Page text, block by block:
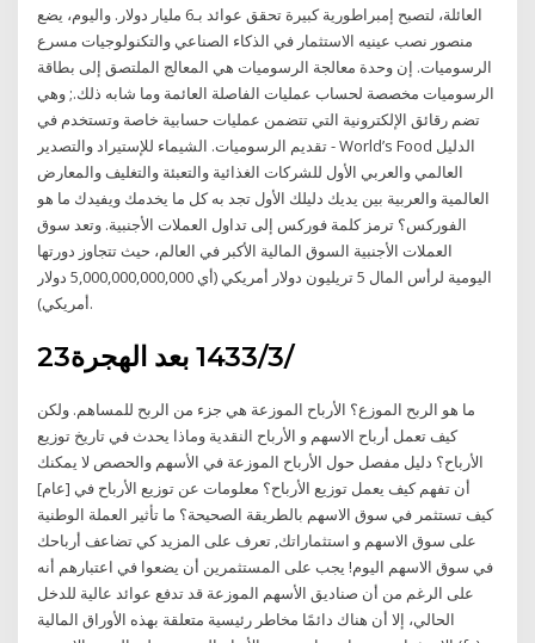
العائلة، لتصبح إمبراطورية كبيرة تحقق عوائد بـ6 مليار دولار. واليوم، يضع
منصور نصب عينيه الاستثمار في الذكاء الصناعي والتكنولوجيات مسرع
الرسوميات. إن وحدة معالجة الرسوميات هي المعالج الملتصق إلى بطاقة
الرسوميات مخصصة لحساب عمليات الفاصلة العائمة وما شابه ذلك.; وهي
تضم رقائق الإلكترونية التي تتضمن عمليات حسابية خاصة وتستخدم في
تقديم الرسوميات. الشيماء للإستيراد والتصدير - World’s Food الدليل
العالمي والعربي الأول للشركات الغذائية والتعبئة والتغليف والمعارض
العالمية والعربية بين يديك دليلك الأول تجد به كل ما يخدمك ويفيدك ما هو
الفوركس؟ ترمز كلمة فوركس إلى تداول العملات الأجنبية. وتعد سوق
العملات الأجنبية السوق المالية الأكبر في العالم، حيث تتجاوز دورتها
اليومية لرأس المال 5 تريليون دولار أمريكي (أي 5,000,000,000,000 دولار
أمريكي).
23‏‏/3‏‏/1433 بعد الهجرة
ما هو الربح الموزع؟ الأرباح الموزعة هي جزء من الربح للمساهم. ولكن
كيف تعمل أرباح الاسهم و الأرباح النقدية وماذا يحدث في تاريخ توزيع
الأرباح؟ دليل مفصل حول الأرباح الموزعة في الأسهم والحصص لا يمكنك
أن تفهم كيف يعمل توزيع الأرباح؟ معلومات عن توزيع الأرباح في [عام]
كيف تستثمر في سوق الاسهم بالطريقة الصحيحة؟ ما تأثير العملة الوطنية
على سوق الاسهم و استثماراتك, تعرف على المزيد كي تضاعف أرباحك
في سوق الاسهم اليوم! يجب على المستثمرين أن يضعوا في اعتبارهم أنه
على الرغم من أن صناديق الأسهم الموزعة قد تدفع عوائد عالية للدخل
الحالي، إلا أن هناك دائمًا مخاطر رئيسية متعلقة بهذه الأوراق المالية